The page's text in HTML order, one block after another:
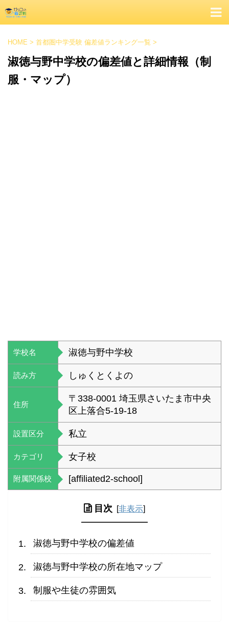
HOME > 首都圏中学受験 偏差値ランキング一覧 >
淑徳与野中学校の偏差値と詳細情報（制
服・マップ）
学校名 淑徳与野中学校
読み方 しゅくとくよの
住所
〒338-0001 埼玉県さいたま市中央
区上落合5-19-18
設置区分 私立
カテゴリ 女子校
附属関係校 [affiliated2-school]
目次 [非表示]
淑徳与野中学校の偏差値
淑徳与野中学校の所在地マップ
制服や生徒の雰囲気